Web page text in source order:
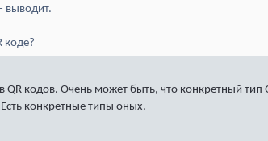
выводит.
коде?
кодов. Очень может быть, что конкретный
конкретные типы оных.